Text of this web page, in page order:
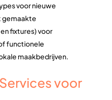
voor nieuwe
gemaakte
fixtures) voor
functionele
maakbedrijven.
voor